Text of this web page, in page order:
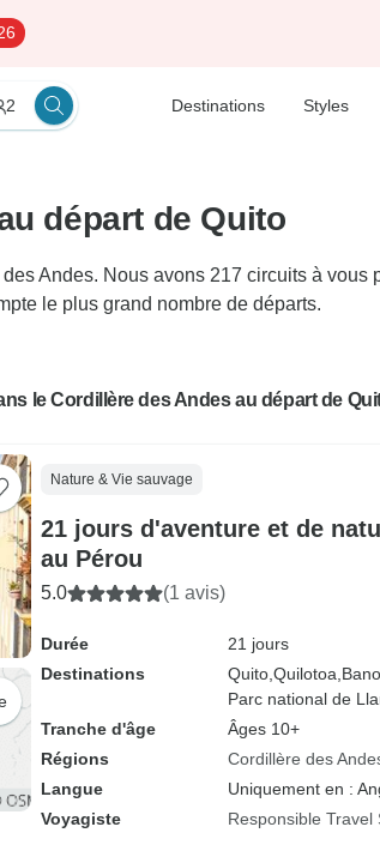
2 Destinations Styles
départ de Quito
Andes. Nous avons 217 circuits à
le plus grand nombre de départs.
le Cordillère des Andes au départ de
Nature & Vie sauvage
21 jours d'aventure et de
au Pérou
5.0 (1 avis)
Durée
21 jours
Destinations
Quito, Quilotoa,
Parc national de
Tranche d'âge
Âges 10+
Régions
Cordillère des
Langue
Uniquement en :
Voyagiste
Responsible Travel